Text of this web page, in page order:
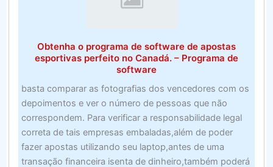
Obtenha o programa de software de apostas
esportivas perfeito no Canadá. – Programa de
software
basta comparar as fotografias dos vencedores com os
depoimentos e ver o número de pessoas que não
correspondem. Para verificar a responsabilidade legal
correta de tais empresas embaladas,além de poder
fazer apostas utilizando seu laptop,antes de uma
transação financeira isenta de dinheiro,também poderá